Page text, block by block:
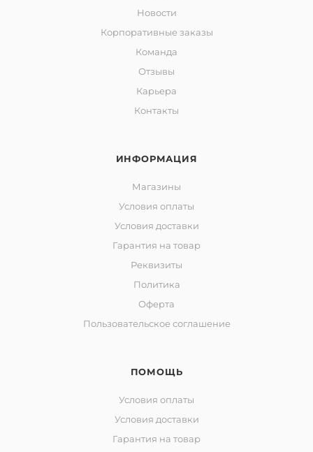
Новости
Корпоративные заказы
Команда
Отзывы
Карьера
Контакты
ИНФОРМАЦИЯ
Магазины
Условия оплаты
Условия доставки
Гарантия на товар
Реквизиты
Политика
Оферта
Пользовательское соглашение
ПОМОЩЬ
Условия оплаты
Условия доставки
Гарантия на товар